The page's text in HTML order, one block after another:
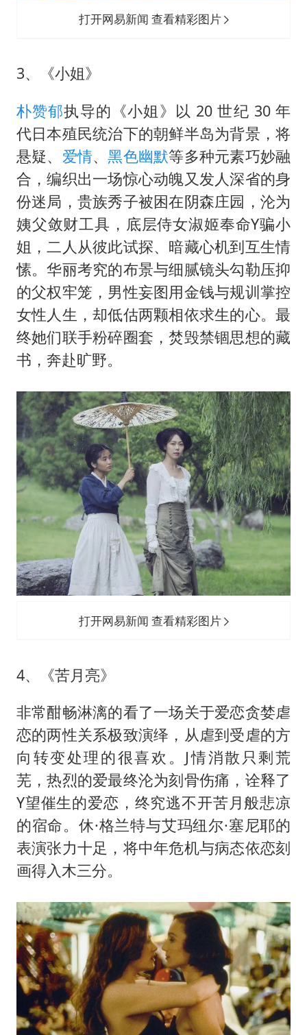
打开网易新闻 查看精彩图片
3、《小姐》
朴赞郁执导的《小姐》以 20 世纪 30 年
代日本殖民统治下的朝鲜半岛为背景，将
悬疑、 爱情、黑色幽默等多种元素巧妙融
合，编织出一场惊心动魄又发人深省的身
份迷局，贵族秀子被困在阴森庄园，沦为
姨父敛财工具，底层侍女淑姬奉命Y骗小
姐，二人从彼此试探、暗藏心机到互生情
愫。华丽考究的布景与细腻镜头勾勒压抑
的父权牢笼，男性妄图用金钱与规训掌控
女性人生，却低估两颗相依求生的心。最
终她们联手粉碎圈套，焚毁禁锢思想的藏
书，奔赴旷野。
打开网易新闻 查看精彩图片
4、《苦月亮》
非常酣畅淋漓的看了一场关于爱恋贪婪虐
恋的两性关系极致演绎，从虐到受虐的方
向转变处理的很喜欢。J情消散只剩荒
芜，热烈的爱最终沦为刻骨伤痛，诠释了
Y望催生的爱恋，终究逃不开苦月般悲凉
的宿命。休·格兰特与艾玛纽尔·塞尼耶的
表演张力十足，将中年危机与病态依恋刻
画得入木三分。